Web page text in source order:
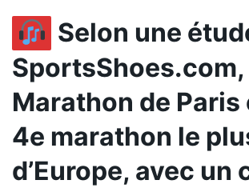
Selon une
SportsShoes.com,
Marathon de Paris
4e marathon le
d’Europe, avec un